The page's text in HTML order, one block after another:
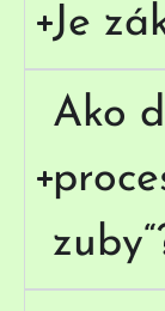
Je
Ako